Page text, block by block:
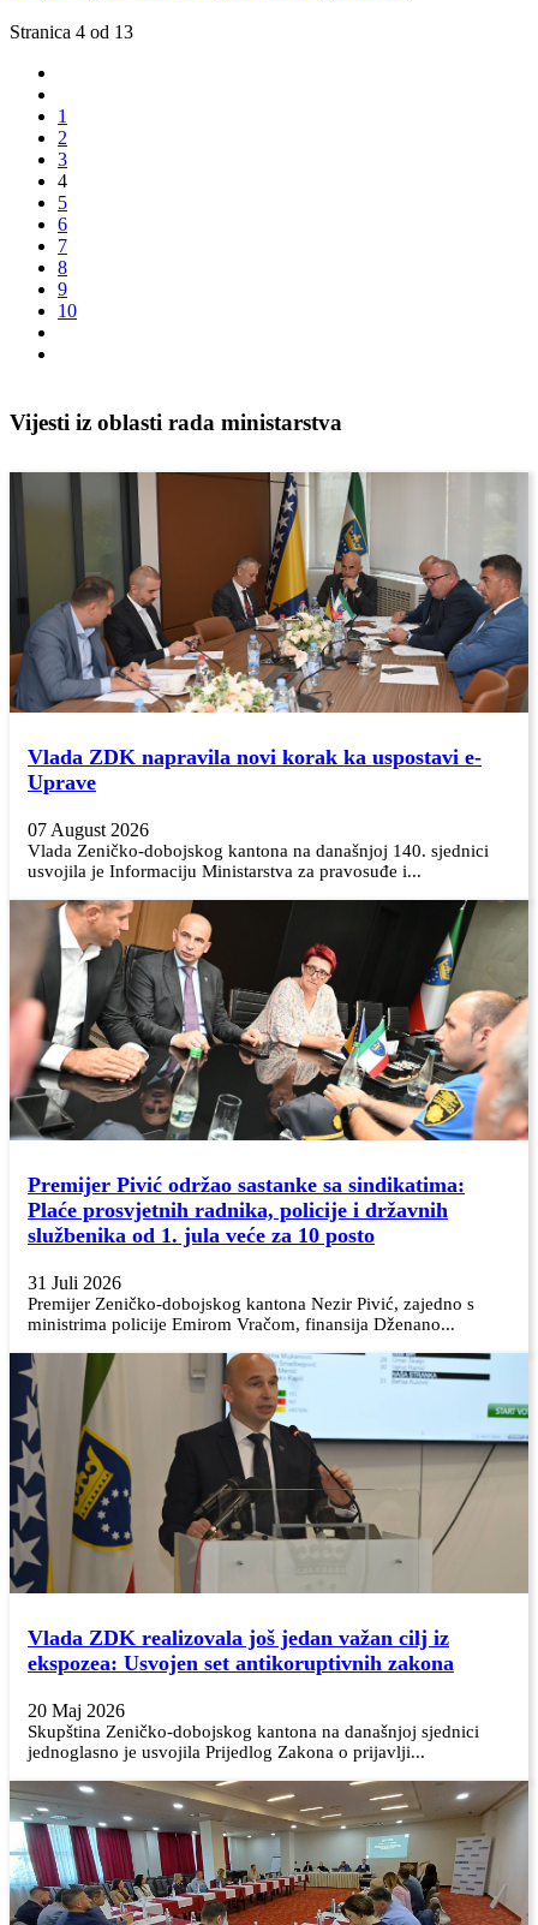
Stranica 4 od 13
1
2
3
4
5
6
7
8
9
10
Vijesti iz oblasti rada ministarstva
Vlada ZDK napravila novi korak ka uspostavi e-
Uprave
07 August 2026
Vlada Zeničko-dobojskog kantona na današnjoj 140. sjednici
usvojila je Informaciju Ministarstva za pravosuđe i...
Premijer Pivić održao sastanke sa sindikatima:
Plaće prosvjetnih radnika, policije i državnih
službenika od 1. jula veće za 10 posto
31 Juli 2026
Premijer Zeničko-dobojskog kantona Nezir Pivić, zajedno s
ministrima policije Emirom Vračom, finansija Dženano...
Vlada ZDK realizovala još jedan važan cilj iz
ekspozea: Usvojen set antikoruptivnih zakona
20 Maj 2026
Skupština Zeničko-dobojskog kantona na današnjoj sjednici
jednoglasno je usvojila Prijedlog Zakona o prijavlji...